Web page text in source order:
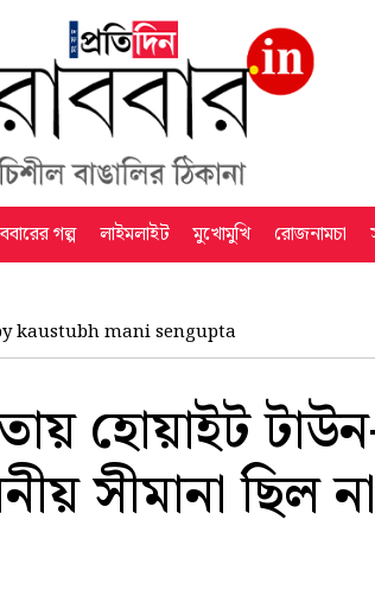
গল্প লাইমলাইট মুখোমুখি রোজনামচা
kaustubh mani sengupta
হোয়াইট টাউন-
সীমানা ছিল না